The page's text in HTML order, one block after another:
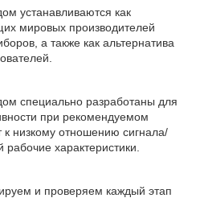
устанавливаются как
мировых производителей
а также как альтернатива
специально разработаны для
при рекомендуемом
к низкому отношению сигнала/
характеристики.
и проверяем каждый этап